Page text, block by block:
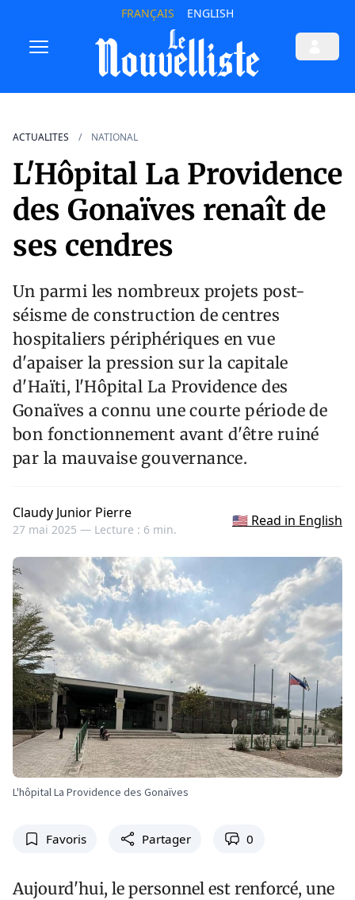
FRANÇAIS ENGLISH
ACTUALITES NATIONAL
L'Hôpital La Providence
des Gonaïves renaît de
ses cendres
Un parmi les nombreux projets post-
séisme de construction de centres
hospitaliers périphériques en vue
d'apaiser la pression sur la capitale
d'Haïti, l'Hôpital La Providence des
Gonaïves a connu une courte période de
bon fonctionnement avant d'être ruiné
par la mauvaise gouvernance.
Claudy Junior Pierre
27 mai 2025 — Lecture : 6 min.
🇺🇸 Read in English
L'hôpital La Providence des Gonaïves
Favoris Partager 0
Aujourd'hui, le personnel est renforcé, une